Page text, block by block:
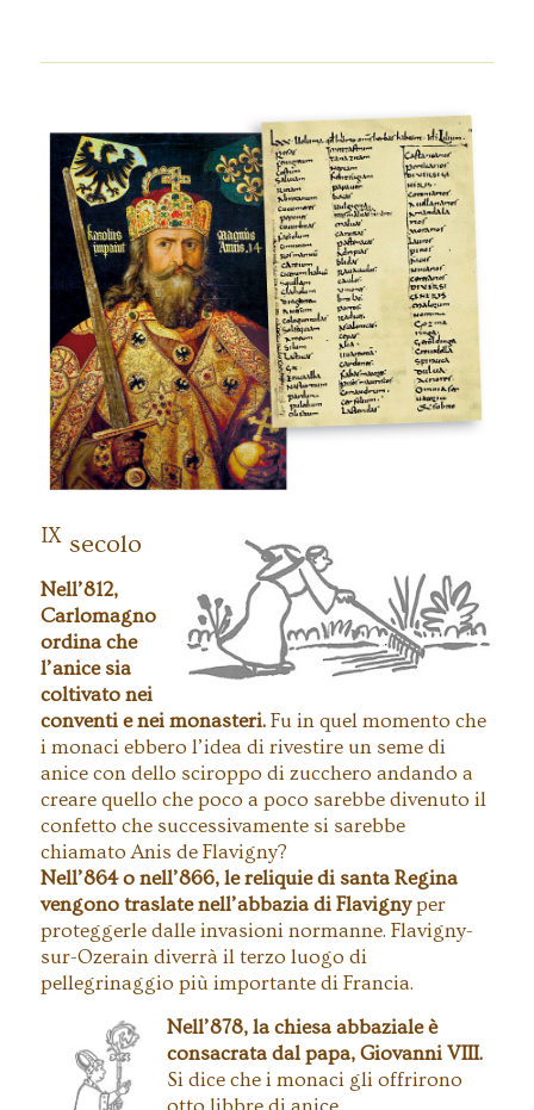
L’anice verde deve essere coltivato presso
l’abbazia di Saint-Pierre di Flavigny, è
Carlomagno che lo ordina!
IXsecolo
Nell’812,
Carlomagno
ordina che
l’anice sia
coltivato nei
conventi e nei monasteri.Fu in quel momento che
i monaci ebbero l’idea di rivestire un seme di
anice con dello sciroppo di zucchero andando a
creare quello che poco a poco sarebbe divenuto il
confetto che successivamente si sarebbe
chiamato Anis de Flavigny?
Nell’864 o nell’866, le reliquie di santa Regina
vengono traslate nell’abbazia di Flavignyper
proteggerle dalle invasioni normanne. Flavigny-
sur-Ozerain diverrà il terzo luogo di
pellegrinaggio più importante di Francia.
Nell’878, la chiesa abbaziale è
consacrata dal papa, Giovanni VIII.
Si dice che i monaci gli offrirono
otto libbre di anice.